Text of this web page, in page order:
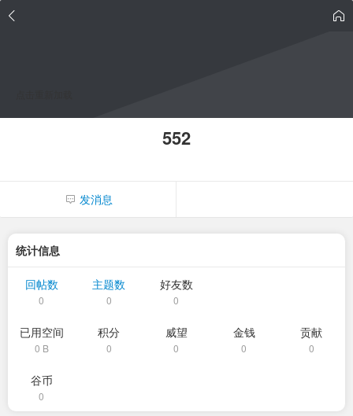
552
发消息
统计信息
回帖数
0
主题数
0
好友数
0
已用空间
0 B
积分
0
威望
0
金钱
0
贡献
0
谷币
0